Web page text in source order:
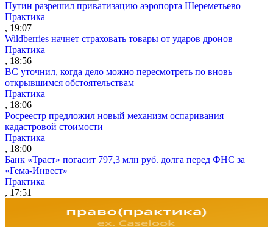
Путин разрешил приватизацию аэропорта Шереметьево
Практика
, 19:07
Wildberries начнет страховать товары от ударов дронов
Практика
, 18:56
ВС уточнил, когда дело можно пересмотреть по вновь
открывшимся обстоятельствам
Практика
, 18:06
Росреестр предложил новый механизм оспаривания
кадастровой стоимости
Практика
, 18:00
Банк «Траст» погасит 797,3 млн руб. долга перед ФНС за
«Гема-Инвест»
Практика
, 17:51